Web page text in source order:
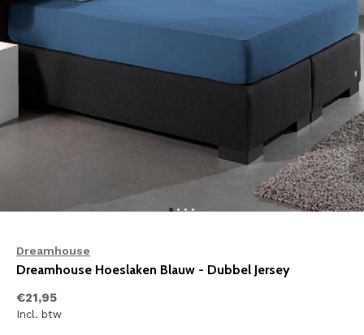
Dreamhouse
Dreamhouse Hoeslaken Blauw - Dubbel Jersey
€21,95
Incl. btw